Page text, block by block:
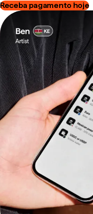
Receba pagamento hoje